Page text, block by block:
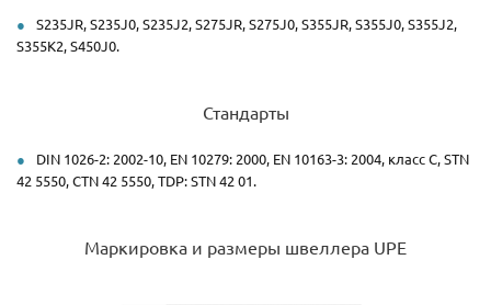
S235JR, S235J0, S235J2, S275JR, S275J0, S355JR, S355J0, S355J2,
S355K2, S450J0.
Стандарты
DIN 1026-2: 2002-10, EN 10279: 2000, EN 10163-3: 2004, класс C, STN
42 5550, CTN 42 5550, TDP: STN 42 01.
Маркировка и размеры швеллера UPE